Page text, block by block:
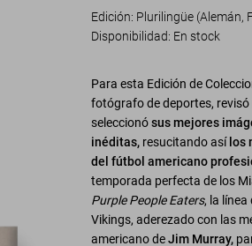
Edición: Plurilingüe (Alemán,
Disponibilidad: En stock
Para esta Edición de
fotógrafo de deportes, revisó
seleccionósus mejores
inéditas, resucitando así los
del fútbol americano
temporada perfecta de los
Purple People Eaters, la
Vikings, aderezado con las
americano deJim Murray,